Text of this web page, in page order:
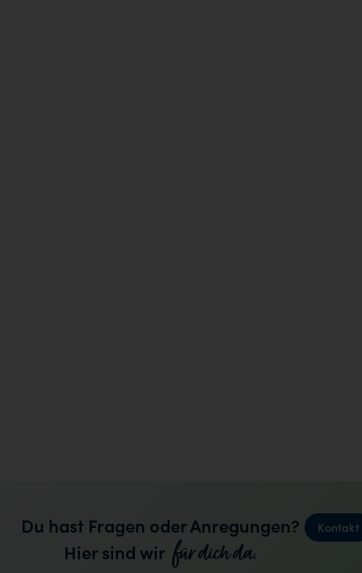
Du hast Fragen oder Anregungen?
Hier sind wir für dich da.
Kontakt